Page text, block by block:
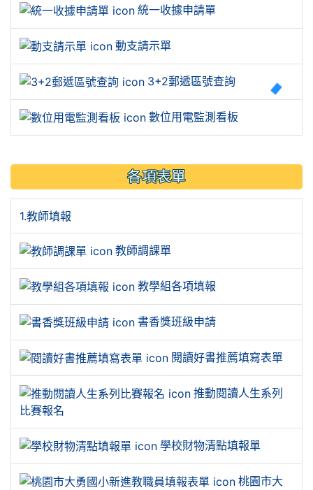
統一收據申請單
動支請示單
3+2郵遞區號查詢
數位用電監測看板
各項表單
1.教師填報
教師調課單
教學組各項填報
書香獎班級申請
閱讀好書推薦填寫表單
推動閱讀人生系列
比賽報名
學校財物清點填報單
桃園市大